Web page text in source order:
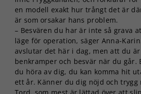
en modell exakt hur trångt det är
är som orsakar hans problem.
– Besvären du har är inte så grava
läge för operation, säger Anna-
avslutar det här i dag, men att du
benkramper och besvär när du går.
du höra av dig, du kan komma hit
ett år. Känner du dig nöjd och trygg
Tord, som mest är lättad över att